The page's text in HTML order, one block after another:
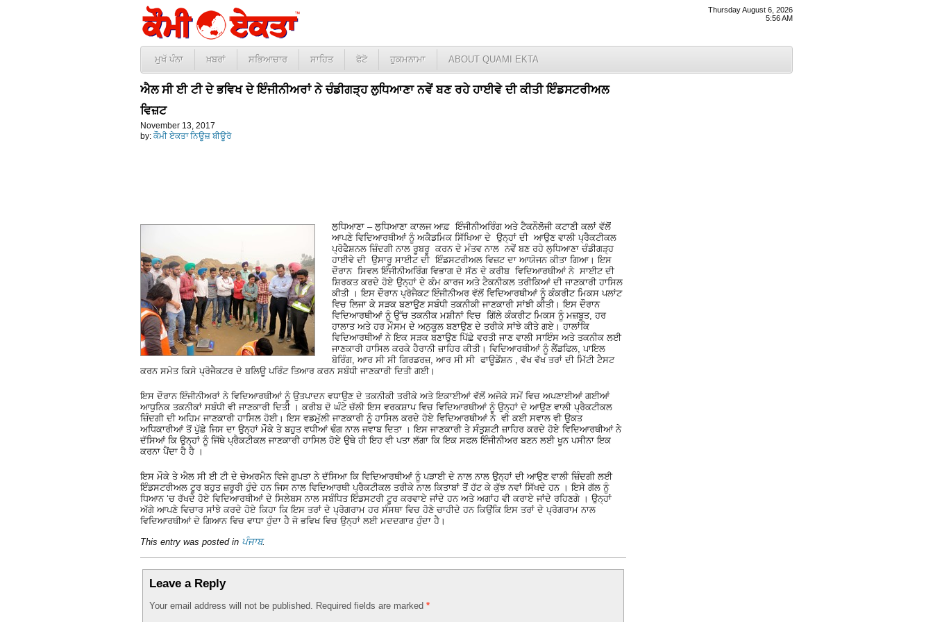
Thursday August 6, 2026
5:56 AM
ਮੁਖੱ ਪੰਨਾ ਖ਼ਬਰਾਂ ਸਭਿਆਚਾਰ ਸਾਹਿਤ ਫੋਟੋ ਹੁਕਮਨਾਮਾ ABOUT QUAMI EKTA
ਐਲ ਸੀ ਈ ਟੀ ਦੇ ਭਵਿਖ ਦੇ ਇੰਜੀਨੀਅਰਾਂ ਨੇ ਚੰਡੀਗੜ੍ਹ ਲੁਧਿਆਣਾ ਨਵੇਂ ਬਣ ਰਹੇ ਹਾਈਵੇ ਦੀ ਕੀਤੀ ਇੰਡਸਟਰੀਅਲ
ਵਿਜ਼ਟ
November 13, 2017
by: ਕੌਮੀ ਏਕਤਾ ਨਿਊਜ਼ ਬੀਊਰੋ
ਲੁਧਿਆਣਾ – ਲੁਧਿਆਣਾ ਕਾਲਜ ਆਫ਼ ਇੰਜੀਨੀਅਰਿੰਗ ਅਤੇ ਟੈਕਨੌਲੋਜੀ ਕਟਾਣੀ ਕਲਾਂ ਵੱਲੋਂ
ਆਪਣੇ ਵਿਦਿਆਰਥੀਆਂ ਨੂੰ ਅਕੈਡਮਿਕ ਸਿੱਖਿਆ ਦੇ ਉਨ੍ਹਾਂ ਦੀ ਆਉਣ ਵਾਲੀ ਪ੍ਰੈਕਟੀਕਲ
ਪ੍ਰੋਫੈਸ਼ਨਲ ਜ਼ਿੰਦਗੀ ਨਾਲ ਰੂਬਰੂ ਕਰਨ ਦੇ ਮੰਤਵ ਨਾਲ ਨਵੇਂ ਬਣ ਰਹੇ ਲੁਧਿਆਣਾ ਚੰਡੀਗੜ੍ਹ
ਹਾਈਵੇ ਦੀ ਉਸਾਰੂ ਸਾਈਟ ਦੀ ਇੰਡਸਟਰੀਅਲ ਵਿਜ਼ਟ ਦਾ ਆਯੋਜਨ ਕੀਤਾ ਗਿਆ। ਇਸ
ਦੌਰਾਨ ਸਿਵਲ ਇੰਜੀਨੀਅਰਿੰਗ ਵਿਭਾਗ ਦੇ ਸੱਠ ਦੇ ਕਰੀਬ ਵਿਦਿਆਰਥੀਆਂ ਨੇ ਸਾਈਟ ਦੀ
ਸ਼ਿਰਕਤ ਕਰਦੇ ਹੋਏ ਉਨ੍ਹਾਂ ਦੇ ਕੰਮ ਕਾਰਜ ਅਤੇ ਟੈਕਨੀਕਲ ਤਰੀਕਿਆਂ ਦੀ ਜਾਣਕਾਰੀ ਹਾਸਿਲ
ਕੀਤੀ । ਇਸ ਦੌਰਾਨ ਪ੍ਰੋਜੈਕਟ ਇੰਜੀਨੀਅਰ ਵੱਲੋਂ ਵਿਦਿਆਰਥੀਆਂ ਨੂੰ ਕੰਕਰੀਟ ਮਿਕਸ ਪਲਾਂਟ
ਵਿਚ ਲਿਜਾ ਕੇ ਸੜਕ ਬਣਾਉਣ ਸਬੰਧੀ ਤਕਨੀਕੀ ਜਾਣਕਾਰੀ ਸਾਂਝੀ ਕੀਤੀ। ਇਸ ਦੌਰਾਨ
ਵਿਦਿਆਰਥੀਆਂ ਨੂੰ ਉੱਚ ਤਕਨੀਕ ਮਸ਼ੀਨਾਂ ਵਿਚ ਗਿੱਲੇ ਕੰਕਰੀਟ ਮਿਕਸ ਨੂੰ ਮਜ਼ਬੂਤ, ਹਰ
ਹਾਲਾਤ ਅਤੇ ਹਰ ਮੌਸਮ ਦੇ ਅਨੁਕੂਲ ਬਣਾਉਣ ਦੇ ਤਰੀਕੇ ਸਾਂਝੇ ਕੀਤੇ ਗਏ। ਹਾਲਾਂਕਿ
ਵਿਦਿਆਰਥੀਆਂ ਨੇ ਇਕ ਸੜਕ ਬਣਾਉਣ ਪਿੱਛੇ ਵਰਤੀ ਜਾਣ ਵਾਲੀ ਸਾਇੰਸ ਅਤੇ ਤਕਨੀਕ ਲਈ
ਜਾਣਕਾਰੀ ਹਾਸਿਲ ਕਰਕੇ ਹੈਰਾਨੀ ਜ਼ਾਹਿਰ ਕੀਤੀ। ਵਿਦਿਆਰਥੀਆਂ ਨੂੰ ਲੈਂਡਫਿਲ, ਪਾਇਲ
ਬੋਰਿੰਗ, ਆਰ ਸੀ ਸੀ ਗਿਰਡਰਜ਼, ਆਰ ਸੀ ਸੀ ਫਾਊਡੇਂਸ਼ਨ , ਵੱਖ ਵੱਖ ਤਰਾਂ ਦੀ ਮਿੱਟੀ ਟੈਸਟ
ਕਰਨ ਸਮੇਤ ਕਿਸੇ ਪ੍ਰੋਜੈਕਟਰ ਦੇ ਬਲਿਊ ਪਰਿੰਟ ਤਿਆਰ ਕਰਨ ਸਬੰਧੀ ਜਾਣਕਾਰੀ ਦਿਤੀ ਗਈ।
ਇਸ ਦੌਰਾਨ ਇੰਜੀਨੀਅਰਾਂ ਨੇ ਵਿਦਿਆਰਥੀਆਂ ਨੂੰ ਉਤਪਾਦਨ ਵਧਾਉਣ ਦੇ ਤਕਨੀਕੀ ਤਰੀਕੇ ਅਤੇ ਇਕਾਈਆਂ ਵੱਲੋਂ ਅਜੋਕੇ ਸਮੇਂ ਵਿਚ ਅਪਣਾਈਆਂ ਗਈਆਂ
ਆਧੁਨਿਕ ਤਕਨੀਕਾਂ ਸਬੰਧੀ ਵੀ ਜਾਣਕਾਰੀ ਦਿਤੀ । ਕਰੀਬ ਦੋ ਘੰਟੇ ਚੱਲੀ ਇਸ ਵਰਕਸ਼ਾਪ ਵਿਚ ਵਿਦਿਆਰਥੀਆਂ ਨੂੰ ਉਨ੍ਹਾਂ ਦੇ ਆਉਣ ਵਾਲੀ ਪ੍ਰੈਕਟੀਕਲ
ਜ਼ਿੰਦਗੀ ਦੀ ਅਹਿਮ ਜਾਣਕਾਰੀ ਹਾਸਿਲ ਹੋਈ। ਇਸ ਵਡਮੁੱਲੀ ਜਾਣਕਾਰੀ ਨੂੰ ਹਾਸਿਲ ਕਰਦੇ ਹੋਏ ਵਿਦਿਆਰਥੀਆਂ ਨੇ ਵੀ ਕਈ ਸਵਾਲ ਵੀ ਉਕਤ
ਅਧਿਕਾਰੀਆਂ ਤੋਂ ਪੁੱਛੇ ਜਿਸ ਦਾ ਉਨ੍ਹਾਂ ਮੌਕੇ ਤੇ ਬਹੁਤ ਵਧੀਆਂ ਢੰਗ ਨਾਲ ਜਵਾਬ ਦਿਤਾ । ਇਸ ਜਾਣਕਾਰੀ ਤੇ ਸੰਤੁਸ਼ਟੀ ਜ਼ਾਹਿਰ ਕਰਦੇ ਹੋਏ ਵਿਦਿਆਰਥੀਆਂ ਨੇ
ਦੱਸਿਆਂ ਕਿ ਉਨ੍ਹਾਂ ਨੂੰ ਜਿੱਥੇ ਪ੍ਰੈਕਟੀਕਲ ਜਾਣਕਾਰੀ ਹਾਸਿਲ ਹੋਏ ਉਥੇ ਹੀ ਇਹ ਵੀ ਪਤਾ ਲੱਗਾ ਕਿ ਇਕ ਸਫਲ ਇੰਜੀਨੀਅਰ ਬਣਨ ਲਈ ਖੂਨ ਪਸੀਨਾ ਇਕ
ਕਰਨਾ ਪੈਂਦਾ ਹੈ ਹੈ ।
ਇਸ ਮੌਕੇ ਤੇ ਐਲ ਸੀ ਈ ਟੀ ਦੇ ਚੇਅਰਮੈਨ ਵਿਜੇ ਗੁਪਤਾ ਨੇ ਦੱਸਿਆ ਕਿ ਵਿਦਿਆਰਥੀਆਂ ਨੂੰ ਪੜਾਈ ਦੇ ਨਾਲ ਨਾਲ ਉਨ੍ਹਾਂ ਦੀ ਆਉਣ ਵਾਲੀ ਜ਼ਿੰਦਗੀ ਲਈ
ਇੰਡਸਟਰੀਅਲ ਟੂਰ ਬਹੁਤ ਜ਼ਰੂਰੀ ਹੁੰਦੇ ਹਨ ਜਿਸ ਨਾਲ ਵਿਦਿਆਰਥੀ ਪ੍ਰੈਕਟੀਕਲ ਤਰੀਕੇ ਨਾਲ ਕਿਤਾਬਾਂ ਤੋਂ ਹੱਟ ਕੇ ਕੁੱਝ ਨਵਾਂ ਸਿੱਖਦੇ ਹਨ । ਇਸੇ ਗੱਲ ਨੂੰ
ਧਿਆਨ ‘ਚ ਰੱਖਦੇ ਹੋਏ ਵਿਦਿਆਰਥੀਆਂ ਦੇ ਸਿਲੇਬਸ ਨਾਲ ਸਬੰਧਿਤ ਇੰਡਸਟਰੀ ਟੂਰ ਕਰਵਾਏ ਜਾਂਦੇ ਹਨ ਅਤੇ ਅਗਾਂਹ ਵੀ ਕਰਾਏ ਜਾਂਦੇ ਰਹਿਣਗੇ । ਉਨ੍ਹਾਂ
ਅੱਗੇ ਆਪਣੇ ਵਿਚਾਰ ਸਾਂਝੇ ਕਰਦੇ ਹੋਏ ਕਿਹਾ ਕਿ ਇਸ ਤਰਾਂ ਦੇ ਪ੍ਰੋਗਰਾਮ ਹਰ ਸੰਸਥਾ ਵਿਚ ਹੋਣੇ ਚਾਹੀਦੇ ਹਨ ਕਿਉਂਕਿ ਇਸ ਤਰਾਂ ਦੇ ਪ੍ਰੋਗਰਾਮ ਨਾਲ
ਵਿਦਿਆਰਥੀਆਂ ਦੇ ਗਿਆਨ ਵਿਚ ਵਾਧਾ ਹੁੰਦਾ ਹੈ ਜੋ ਭਵਿਖ ਵਿਚ ਉਨ੍ਹਾਂ ਲਈ ਮਦਦਗਾਰ ਹੁੰਦਾ ਹੈ।
This entry was posted in ਪੰਜਾਬ.
Leave a Reply
Your email address will not be published. Required fields are marked *